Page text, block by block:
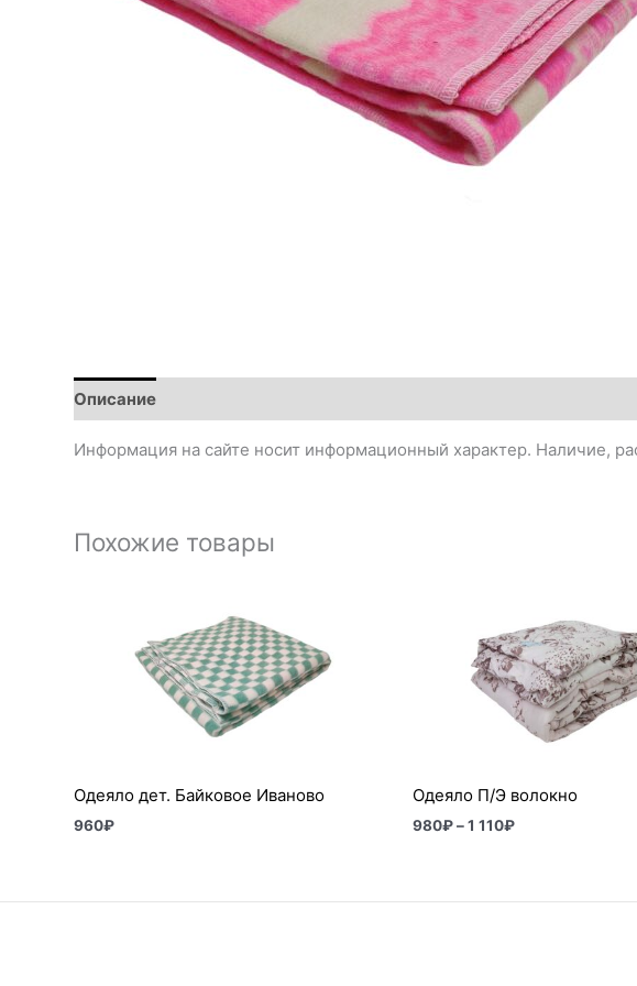
Описание
Информация на сайте носит информационный характер. Наличие,
Похожие товары
Одеяло дет. Байковое Иваново
960₽
Одеяло П/Э волокно
980₽ – 1 110₽
–
1
110₽